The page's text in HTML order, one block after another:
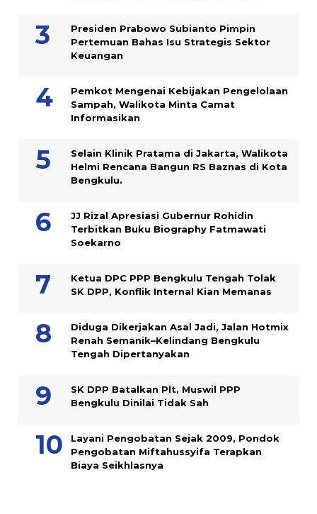
Presiden Prabowo Subianto Pimpin
Pertemuan Bahas Isu Strategis Sektor
Keuangan
Pemkot Mengenai Kebijakan Pengelolaan
Sampah, Walikota Minta Camat
Informasikan
Selain Klinik Pratama di Jakarta, Walikota
Helmi Rencana Bangun RS Baznas di Kota
Bengkulu.
JJ Rizal Apresiasi Gubernur Rohidin
Terbitkan Buku Biography Fatmawati
Soekarno
Ketua DPC PPP Bengkulu Tengah Tolak
SK DPP, Konflik Internal Kian Memanas
Diduga Dikerjakan Asal Jadi, Jalan Hotmix
Renah Semanik–Kelindang Bengkulu
Tengah Dipertanyakan
SK DPP Batalkan Plt, Muswil PPP
Bengkulu Dinilai Tidak Sah
Layani Pengobatan Sejak 2009, Pondok
Pengobatan Miftahussyifa Terapkan
Biaya Seikhlasnya